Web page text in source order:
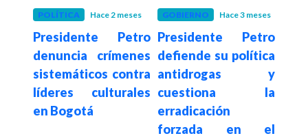
POLÍTICA Hace 2 meses
Presidente Petro
denuncia crímenes
sistemáticos contra
líderes culturales
en Bogotá
GOBIERNO Hace 3 meses
Presidente Petro
defiende su política
antidrogas y
cuestiona la
erradicación
forzada en el